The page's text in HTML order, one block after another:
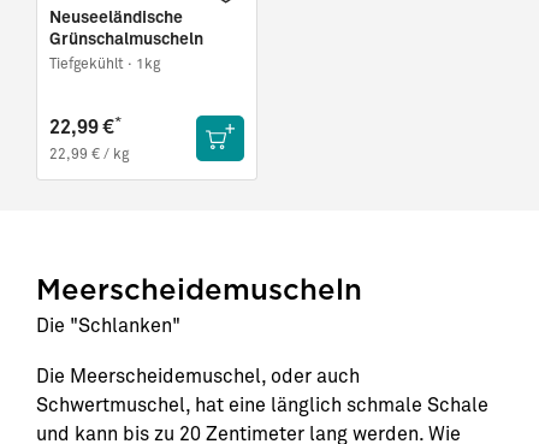
Neuseeländische
Grünschalmuscheln
Tiefgekühlt · 1kg
22,99 €*
22,99 € / kg
Meerscheidemuscheln
Die "Schlanken"
Die Meerscheidemuschel, oder auch
Schwertmuschel, hat eine länglich schmale Schale
und kann bis zu 20 Zentimeter lang werden. Wie